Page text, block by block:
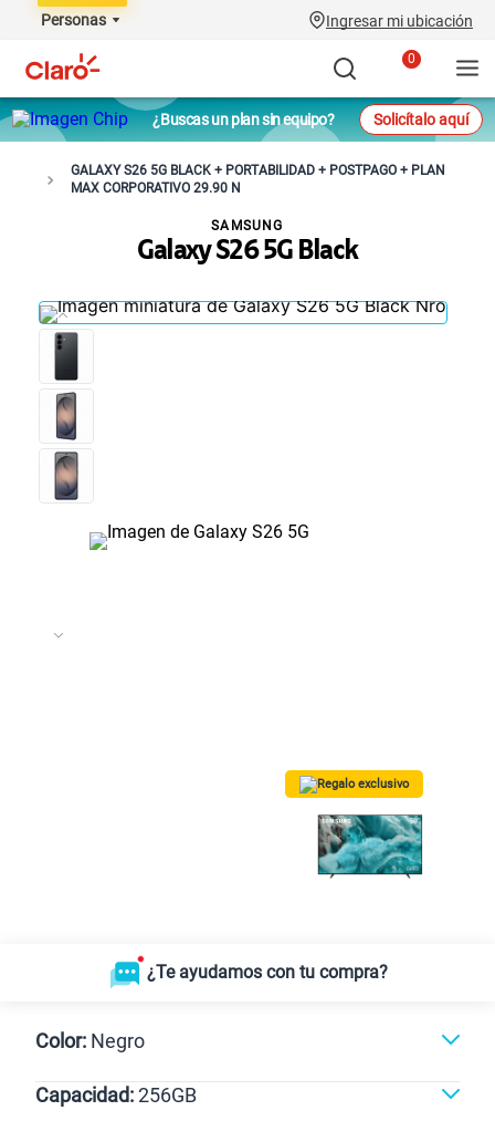
Personas Ingresar mi ubicación
0
¿Buscas un plan sin equipo? Solicítalo aquí
GALAXY S26 5G BLACK + PORTABILIDAD + POSTPAGO + PLAN
MAX CORPORATIVO 29.90 N
Galaxy S26 5G Black
SAMSUNG
Regalo exclusivo
¿Te ayudamos con tu compra?
Color: Negro
Negro
Capacidad:256GB